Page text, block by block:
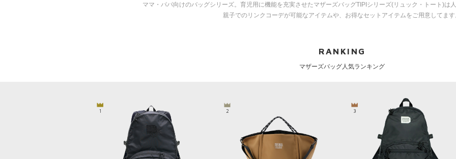
ママ・パパ向けのバッグシリーズ。 育児用に機能を充実させたマザーズバッグTIPIシリーズ(リュック・トート)は
親子でのリンクコーデが可能なアイテムや、お得なセットアイテムをご用意してます
RANKING
マザーズバッグ人気ランキング
1 2 3